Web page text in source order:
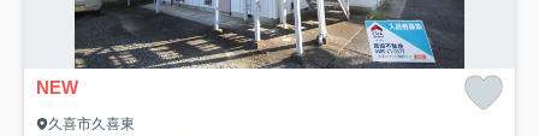
NEW
久喜市久喜東